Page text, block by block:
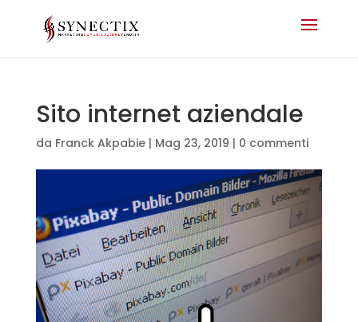
Sito internet aziendale
da Franck Akpabie| Mag 23, 2019 | 0 commenti